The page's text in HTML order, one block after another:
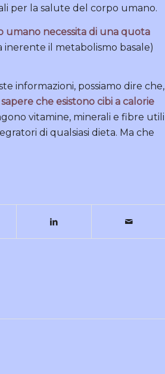
per la salute del corpo umano.
umano necessita di una quota
il metabolismo basale)
informazioni, possiamo dire che,
che esistono cibi a calorie
vitamine, minerali e fibre utili
di qualsiasi dieta. Ma che